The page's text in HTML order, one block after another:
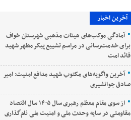
آخرین اخبار
آمادگی موکب‌های هیئات مذهبی شهرستان خواف
برای خدمت‌رسانی در مراسم تشییع پیکر مطهر شهید
قائد امت
آخرین واگویه‌های مکتوب شهید مدافع امنیت: امیر
صادق جوانشیری
از سوی مقام معظم رهبری سال ۱۴۰۵ سال اقتصاد
مقاومتی در سایه وحدت ملی و امنیت ملی نام‌گذاری